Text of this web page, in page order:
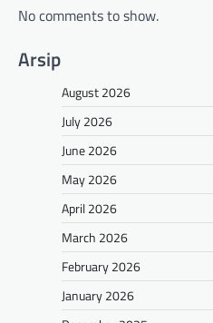
No comments to show.
Arsip
August 2026
July 2026
June 2026
May 2026
April 2026
March 2026
February 2026
January 2026